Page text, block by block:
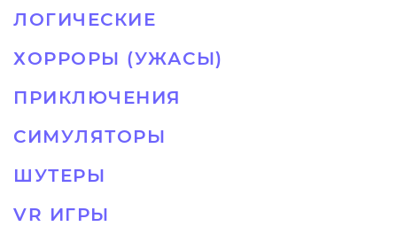
ЛОГИЧЕСКИЕ
ХОРРОРЫ (УЖАСЫ)
ПРИКЛЮЧЕНИЯ
СИМУЛЯТОРЫ
ШУТЕРЫ
VR ИГРЫ